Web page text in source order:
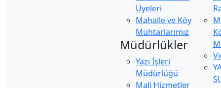
Üyeleri
Mahalle ve Köy
Muhtarlarımız
Müdürlükler
Yazı İşleri
Müdürlüğü
Mali Hizmetler